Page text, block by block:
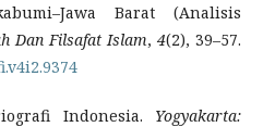
Barat (Analisis
Dan Filsafat Islam, 4(2), 39–57.
Indonesia. Yogyakarta: